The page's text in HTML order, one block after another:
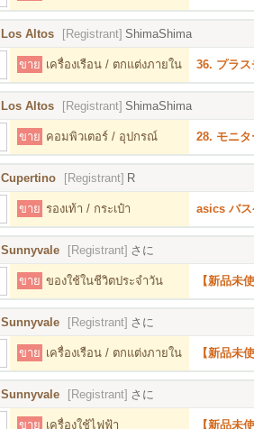
Los Altos [Registrant] ShimaShima
ขาย เครื่องเรือน / ตกแต่งภายใน 36. プラス
Los Altos [Registrant] ShimaShima
ขาย คอมพิวเตอร์ / อุปกรณ์ 28. モニ
Cupertino [Registrant] R
ขาย รองเท้า / กระเป๋า asics バ
Sunnyvale [Registrant] さに
ขาย ของใช้ในชีวิตประจำวัน 【新品未
Sunnyvale [Registrant] さに
ขาย เครื่องเรือน / ตกแต่งภายใน 【新品未
Sunnyvale [Registrant] さに
ขาย เครื่องใช้ไฟฟ้า 【新品